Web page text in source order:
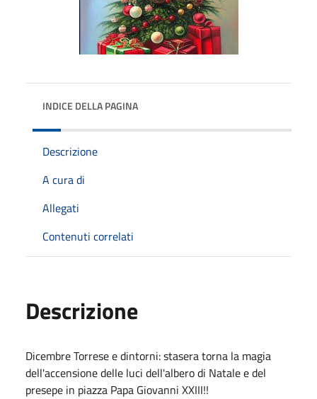
INDICE DELLA PAGINA
Descrizione
A cura di
Allegati
Contenuti correlati
Descrizione
Dicembre Torrese e dintorni: stasera torna la magia
dell'accensione delle luci dell'albero di Natale e del
presepe in piazza Papa Giovanni XXIII!!